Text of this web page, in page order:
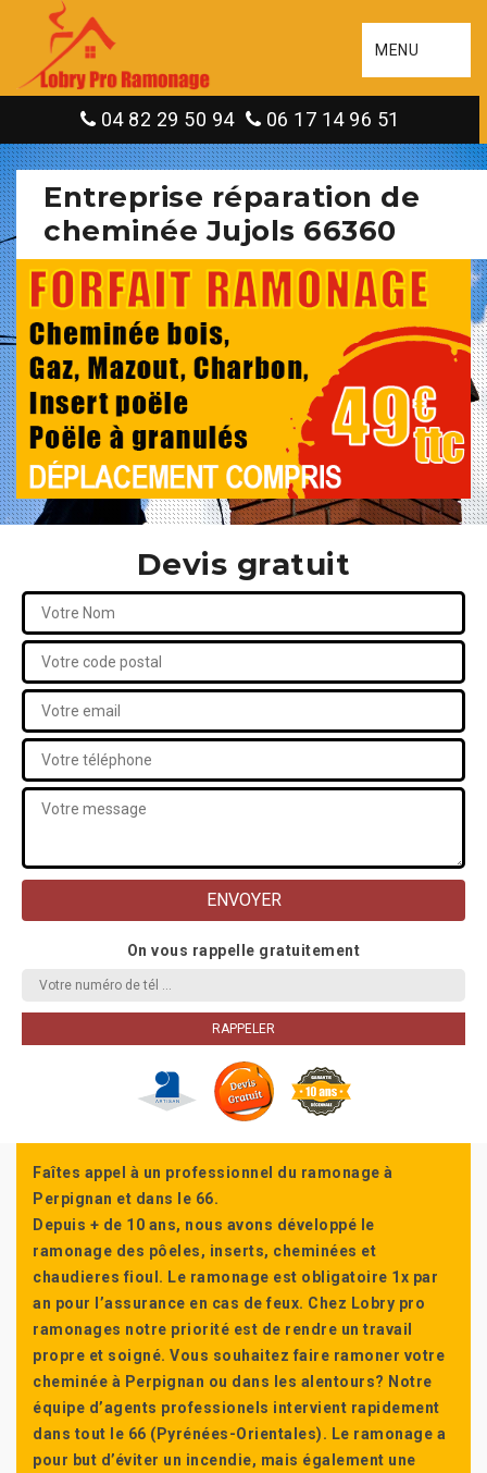
MENU
04 82 29 50 94 06 17 14 96 51
Entreprise réparation de
cheminée Jujols 66360
Devis gratuit
On vous rappelle gratuitement
Faîtes appel à un professionnel du ramonage à
Perpignan et dans le 66.
Depuis + de 10 ans, nous avons développé le
ramonage des pôeles, inserts, cheminées et
chaudieres fioul. Le ramonage est obligatoire 1x par
an pour l’assurance en cas de feux. Chez Lobry pro
ramonages notre priorité est de rendre un travail
propre et soigné. Vous souhaitez faire ramoner votre
cheminée à Perpignan ou dans les alentours? Notre
équipe d’agents professionels intervient rapidement
dans tout le 66 (Pyrénées-Orientales). Le ramonage a
pour but d’éviter un incendie, mais également une